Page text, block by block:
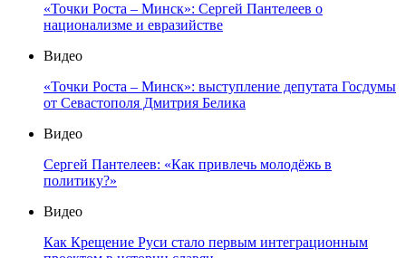
«Точки Роста – Минск»: Сергей Пантелеев о
национализме и евразийстве
Видео
«Точки Роста – Минск»: выступление депутата Госдумы
от Севастополя Дмитрия Белика
Видео
Сергей Пантелеев: «Как привлечь молодёжь в
политику?»
Видео
Как Крещение Руси стало первым интеграционным